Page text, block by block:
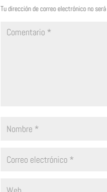
Tu dirección de correo electrónico no